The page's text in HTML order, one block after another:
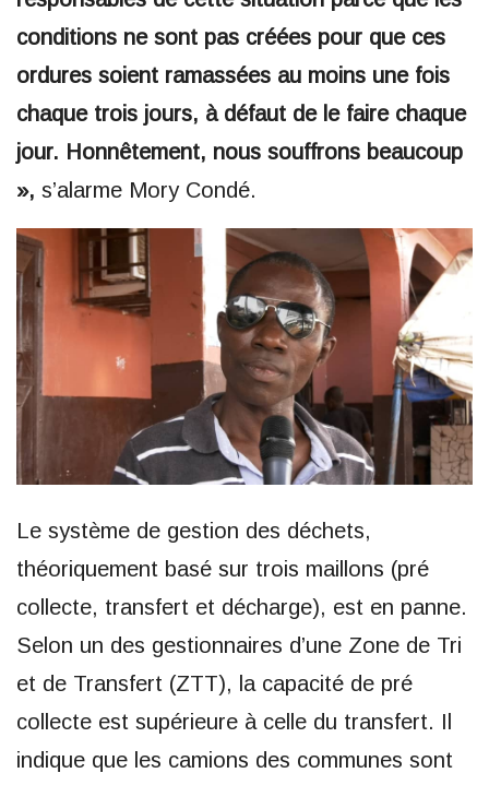
conditions ne sont pas créées pour que ces
ordures soient ramassées au moins une fois
chaque trois jours, à défaut de le faire chaque
jour. Honnêtement, nous souffrons beaucoup
», s’alarme Mory Condé.
Le système de gestion des déchets,
théoriquement basé sur trois maillons (pré
collecte, transfert et décharge), est en panne.
Selon un des gestionnaires d’une Zone de Tri
et de Transfert (ZTT), la capacité de pré
collecte est supérieure à celle du transfert. Il
indique que les camions des communes sont